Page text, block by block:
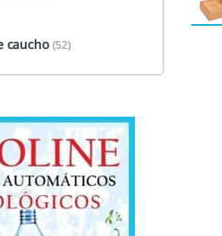
caucho(52)